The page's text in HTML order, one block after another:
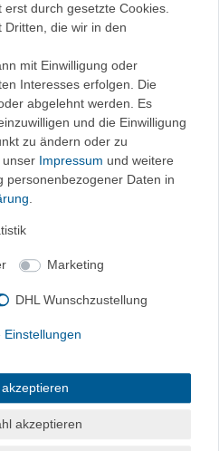
Wetterschutz
und
3-Lagen-
für verbesserte
Kapuze mit
Öffnung, gebondeter
mit Kordelverschluss auf der
Front-RV
weniger Volumen und mehr
eines Rucksacks
mit interner Netztasche und
Handwärmtasche
durch gesetzte Cookies.
Dritten, die wir in den
mit Einwilligung oder
Interesses erfolgen. Die
abgelehnt werden. Es
und die Einwilligung
zu ändern oder zu
unser Impressum und weitere
personenbezogener Daten in
Marketing
DHL Wunschzustellung
Einstellungen
akzeptieren